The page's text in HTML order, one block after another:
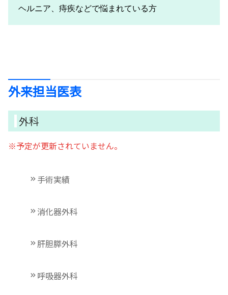
ヘルニア、痔疾などで悩まれている方
外来担当医表
外科
※予定が更新されていません。
手術実績
消化器外科
肝胆膵外科
呼吸器外科